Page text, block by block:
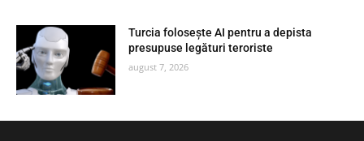
Turcia folosește AI pentru a depista
presupuse legături teroriste
august 7, 2026